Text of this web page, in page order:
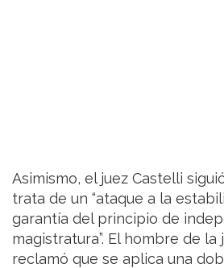
Asimismo, el juez Castelli
trata de un “ataque a la
garantía del principio de
magistratura”. El hombre de
reclamó que se aplica una